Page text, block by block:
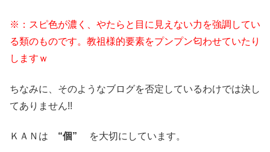
※：スピ色が濃く、やたらと目に見えない力を強調してい
る類のものです。教祖様的要素をプンプン匂わせていたり
しますｗ
ちなみに、そのようなブログを否定しているわけでは決し
てありません!!
ＫＡＮは “個” を大切にしています。